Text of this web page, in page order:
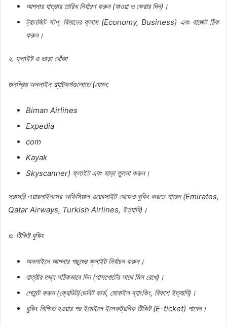
আপনার যাত্রার তারিখ নির্ধারণ করুন(যাওয়া ও ফেরার দিন) ।
ট্রানজিট স্টপ, বিমানের ক্লাস(Economy, Business) এবং বাজেট ঠিক
করুন।
২. ফ্লাইট ও ভাড়া খোঁজা
জনপ্রিয় অনলাইন প্ল্যাটফর্মগুলোতে(যেমন:
Biman Airlines
Expedia
com
Kayak
Skyscanner) ফ্লাইট এবং ভাড়া তুলনা করুন।
সরাসরি এয়ারলাইনসের অফিসিয়াল ওয়েবসাইট থেকেও বুকিং করতে পারেন(Emirates,
Qatar Airways, Turkish Airlines, ইত্যাদি) ।
৩. টিকিট বুকিং
অনলাইনে আপনার পছন্দের ফ্লাইট নির্বাচন করুন।
যাত্রীর তথ্য সঠিকভাবে দিন(পাসপোর্টের সাথে মিল রেখে) ।
পেমেন্ট করুন(ক্রেডিট/ডেবিট কার্ড, মোবাইল ব্যাংকিং, বিকাশ ইত্যাদি) ।
বুকিং নিশ্চিত হওয়ার পর ইমেইলে ইলেকট্রনিক টিকিট(E-ticket) পাবেন।